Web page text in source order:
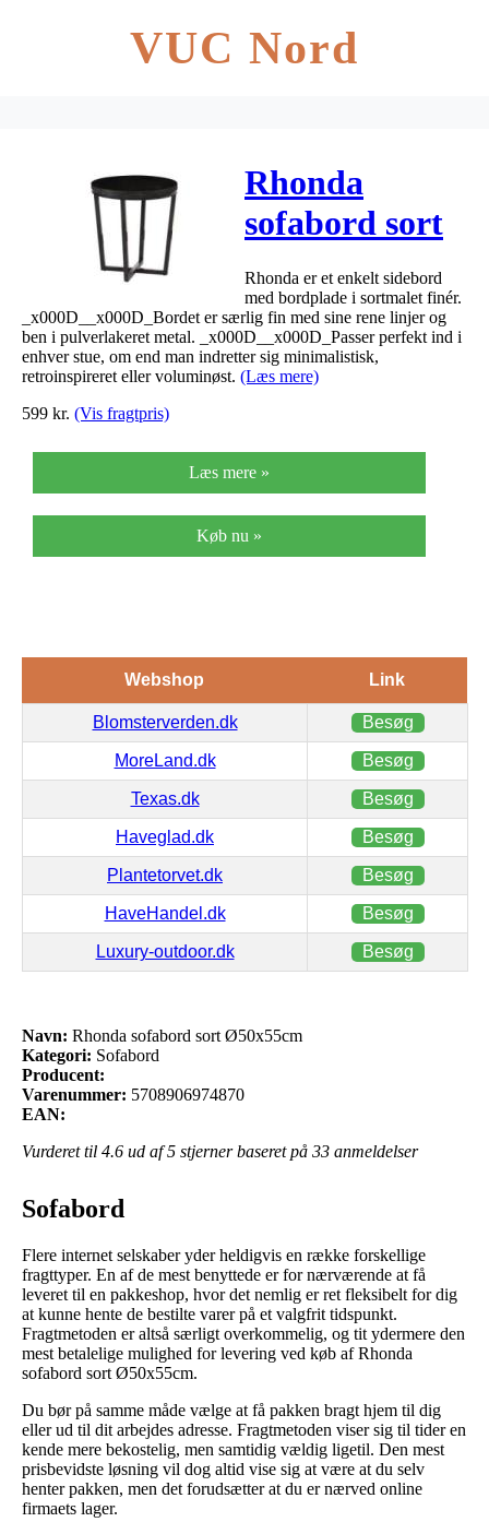
VUC Nord
Rhonda
sofabord sort
Ø50x55cm
Rhonda er et enkelt sidebord
med bordplade i sortmalet finér.
_x000D__x000D_Bordet er særlig fin med sine rene linjer og
ben i pulverlakeret metal. _x000D__x000D_Passer perfekt ind i
enhver stue, om end man indretter sig minimalistisk,
retroinspireret eller voluminøst. (Læs mere)
599 kr. (Vis fragtpris)
Læs mere »
Køb nu »
Webshop Link
Blomsterverden.dk Besøg
MoreLand.dk Besøg
Texas.dk Besøg
Haveglad.dk Besøg
Plantetorvet.dk Besøg
HaveHandel.dk Besøg
Luxury-outdoor.dk Besøg
Navn: Rhonda sofabord sort Ø50x55cm
Kategori: Sofabord
Producent:
Varenummer: 5708906974870
EAN:
Vurderet til 4.6 ud af 5 stjerner baseret på 33 anmeldelser
Sofabord
Flere internet selskaber yder heldigvis en række forskellige
fragttyper. En af de mest benyttede er for nærværende at få
leveret til en pakkeshop, hvor det nemlig er ret fleksibelt for dig
at kunne hente de bestilte varer på et valgfrit tidspunkt.
Fragtmetoden er altså særligt overkommelig, og tit ydermere den
mest betalelige mulighed for levering ved køb af Rhonda
sofabord sort Ø50x55cm.
Du bør på samme måde vælge at få pakken bragt hjem til dig
eller ud til dit arbejdes adresse. Fragtmetoden viser sig til tider en
kende mere bekostelig, men samtidig vældig ligetil. Den mest
prisbevidste løsning vil dog altid vise sig at være at du selv
henter pakken, men det forudsætter at du er nærved online
firmaets lager.